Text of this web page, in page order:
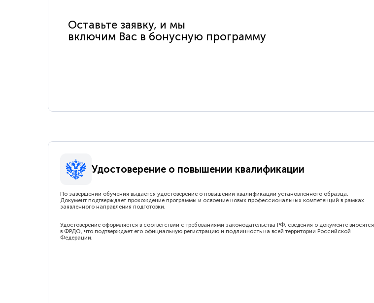
Оставьте заявку, и мы
включим Вас в бонусную программу
Удостоверение о повышении квалификации
По завершении обучения выдается удостоверение о повышении квалификации установленного образца.
Документ подтверждает прохождение программы и освоение новых профессиональных компетенций в рамках
заявленного направления подготовки.
Удостоверение оформляется в соответствии с требованиями законодательства РФ, сведения о документе вносятся
в ФРДО, что подтверждает его официальную регистрацию и подлинность на всей территории Российской
Федерации.